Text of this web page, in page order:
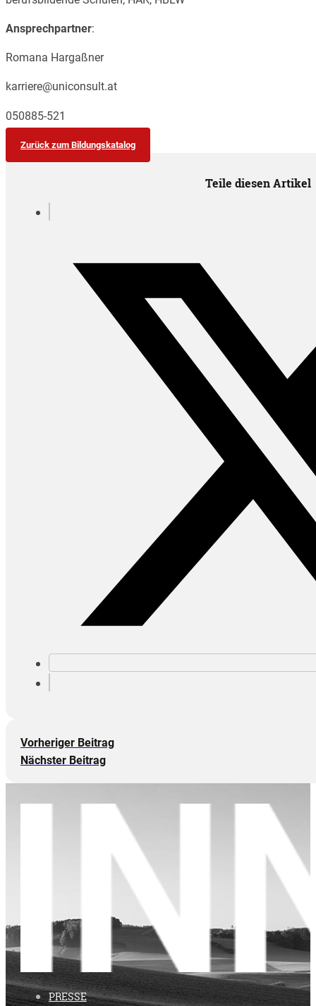
Ansprechpartner:
Romana Hargaßner
karriere@uniconsult.at
050885-521
Zurück zum Bildungskatalog
Teile diesen Artikel
Vorheriger Beitrag
Nächster Beitrag
PRESSE